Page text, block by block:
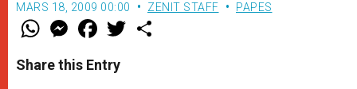
MARS 18, 2009 00:00 ZENIT STAFF PAPES
W
t
s
M
e
s
e
F
a
e
b
w
Share this Entry